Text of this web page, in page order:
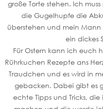
große Torte stehen. Ich
die Gugelhupfe die
überstehen und mein
ein dickes
Für Ostern kann ich euch
Rührkuchen Rezepte ans
Traudchen und es wird in
gebacken. Dabei gibt es
echte Tipps und Tricks,